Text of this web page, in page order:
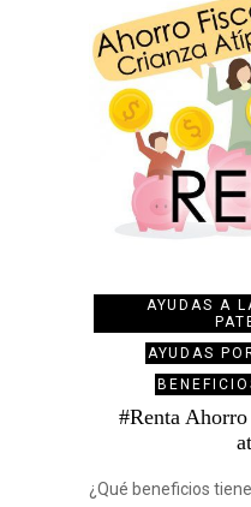
AYUDAS A
AYUDAS
#Renta
¿Qué beneficios